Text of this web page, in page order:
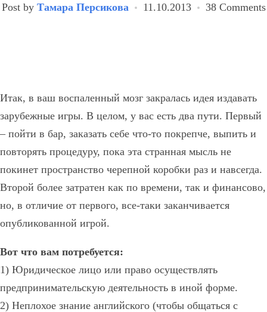
Post by Тамара Персикова 11.10.2013 38 Comments
Итак, в ваш воспаленный мозг закралась идея издавать
зарубежные игры. В целом, у вас есть два пути. Первый
– пойти в бар, заказать себе что-то покрепче, выпить и
повторять процедуру, пока эта странная мысль не
покинет пространство черепной коробки раз и навсегда.
Второй более затратен как по времени, так и финансово,
но, в отличие от первого, все-таки заканчивается
опубликованной игрой.
Вот что вам потребуется:
1) Юридическое лицо или право осуществлять
предпринимательскую деятельность в иной форме.
2) Неплохое знание английского (чтобы общаться с